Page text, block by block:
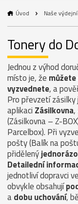
Úvod Naše
Tonery do
Jednou z výhod
místo je, že
vyzvednete, a
Pro převzetí
aplikaci Zásilkovna,
(Zásilkovna – Z-
Parcelbox). Při
pošty (Balík na
přidělený
Detailední
jednotliví dopravci
obvykle obsahují
adobu uchování,